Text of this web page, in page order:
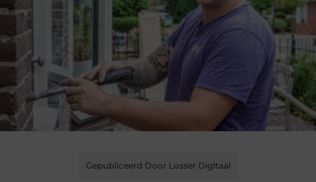
Gepubliceerd Door Losser Digitaal